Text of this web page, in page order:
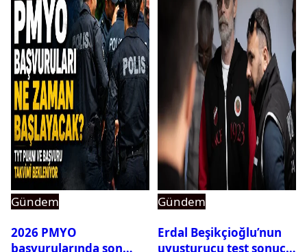
Gündem
2026 PMYO
başvurularında son
Gündem
Erdal Beşikçioğlu’nun
uyuşturucu test sonucu